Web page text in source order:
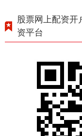
股票网上配资开
资平台